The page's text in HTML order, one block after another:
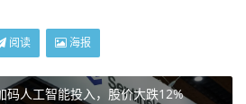
阅读 海报
人工智能投入，股价大跌12%